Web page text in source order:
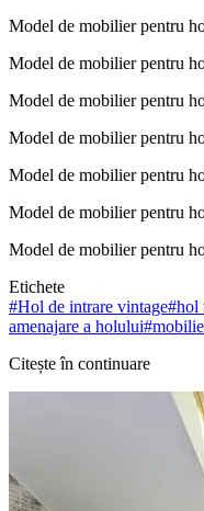
Model de mobilier pentru
Model de mobilier pentru
Model de mobilier pentru
Model de mobilier pentru
Model de mobilier pentru
Model de mobilier pentru
Model de mobilier pentru
Etichete
#Hol de intrare vintage#hol
amenajare a holului#
Citește în continuare